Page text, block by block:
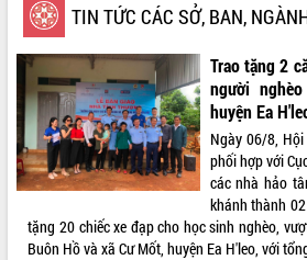
GIỚI THIỆU
LÃNH ĐẠO UBND TỈNH
TIN TỨC SỰ KIỆN
SỞ, BAN, NGÀNH
UBND CÁC XÃ, PHƯỜNG
THÔNG TIN CHỈ ĐẠO ĐIỀU HÀNH
TIN TỨC CÁC SỞ, BAN,
Trao tặng 2
người
huyện Ea
Ngày 06/8,
phối hợp với
các nhà hảo
khánh thành
tặng 20 chiếc xe đạp cho học sinh nghèo,
Buôn Hồ và xã Cư Mốt, huyện Ea H'leo, với